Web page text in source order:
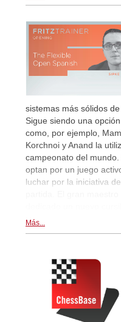
sistemas más sólidos
Sigue siendo una
como, por ejemplo,
Korchnoi y Anand la
campeonato del
optan por un juego
luchar por la iniciativa
Más...